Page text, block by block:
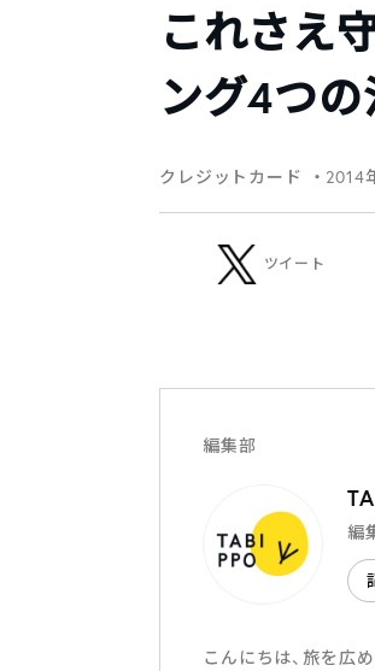
これさえ
ング4つ
クレジットカード ・2014
ツイート
編集部
編
こんにちは、旅を広